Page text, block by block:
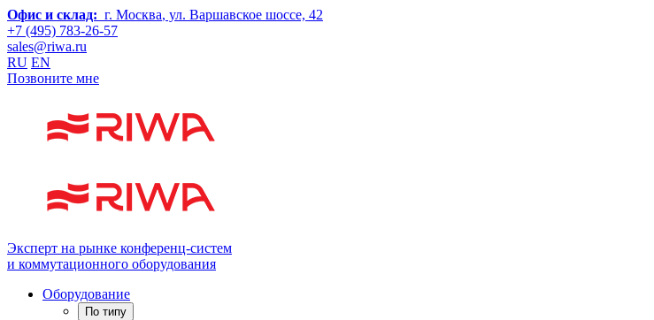
Офис и склад: г. Москва, ул. Варшавское шоссе, 42
+7 (495) 783-26-57
sales@riwa.ru
RU EN
Позвоните мне
Эксперт на рынке конференц-систем
и коммутационного оборудования
Оборудование
По типу